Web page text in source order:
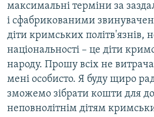
максимальні терміни за
і сфабрикованими
діти кримських політв'язнів,
національності – це діти
народу. Прошу всіх не
мені особисто. Я буду щиро
зможемо зібрати кошти для
неповнолітнім дітям